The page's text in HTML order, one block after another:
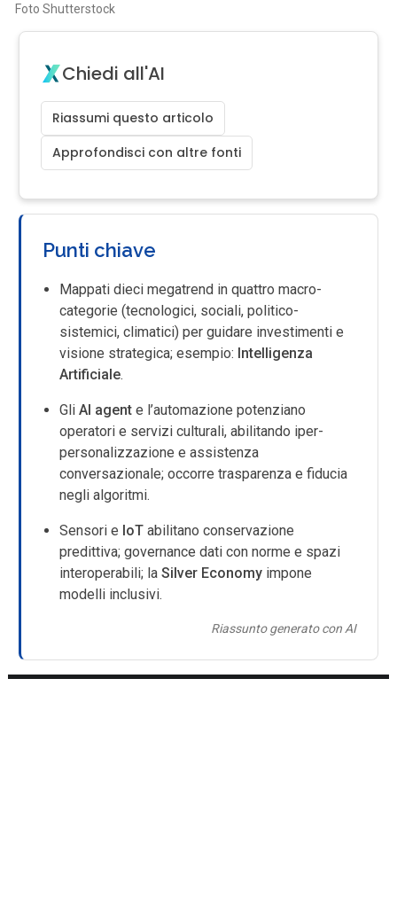
Foto Shutterstock
Chiedi all'AI
Riassumi questo articolo
Approfondisci con altre fonti
Punti chiave
Mappati dieci megatrend in quattro macro-
categorie (tecnologici, sociali, politico-
sistemici, climatici) per guidare investimenti e
visione strategica; esempio: Intelligenza
Artificiale.
GliAI agent e l’automazione potenziano
operatori e servizi culturali, abilitando iper-
personalizzazione e assistenza
conversazionale; occorre trasparenza e fiducia
negli algoritmi.
Sensori e IoT abilitano conservazione
predittiva; governance dati con norme e spazi
interoperabili; laSilver Economy impone
modelli inclusivi.
Riassunto generato con AI